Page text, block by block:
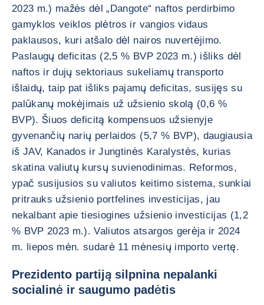
2023 m.) mažės dėl „Dangote“ naftos perdirbimo
gamyklos veiklos plėtros ir vangios vidaus
paklausos, kuri atšalo dėl nairos nuvertėjimo.
Paslaugų deficitas (2,5 % BVP 2023 m.) išliks dėl
naftos ir dujų sektoriaus sukeliamų transporto
išlaidų, taip pat išliks pajamų deficitas, susijęs su
palūkanų mokėjimais už užsienio skolą (0,6 %
BVP). Šiuos deficitą kompensuos užsienyje
gyvenančių narių perlaidos (5,7 % BVP), daugiausia
iš JAV, Kanados ir Jungtinės Karalystės, kurias
skatina valiutų kursų suvienodinimas. Reformos,
ypač susijusios su valiutos keitimo sistema, sunkiai
pritrauks užsienio portfelines investicijas, jau
nekalbant apie tiesiogines užsienio investicijas (1,2
% BVP 2023 m.). Valiutos atsargos gerėja ir 2024
m. liepos mėn. sudarė 11 mėnesių importo vertę.
Prezidento partiją silpnina nepalanki
socialinė ir saugumo padėtis